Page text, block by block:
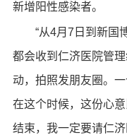
新增阳性感染者。
“从4月7日到新国
都会收到仁济医院管
动，拍照发朋友圈。
在这个时候，这份心
结束，我一定要请仁